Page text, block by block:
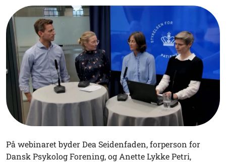
På webinaret byder Dea Seidenfaden, forperson for
Dansk Psykolog Forening, og Anette Lykke Petri,